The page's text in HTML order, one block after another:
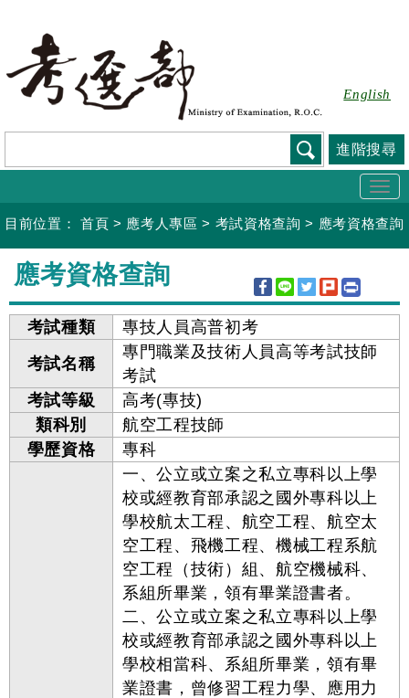
要
容
English
進階搜尋
目前位置： 首頁 > 應考人專區 > 考試資格查詢 > 應考資格查詢
:::
應考資格查詢
考試種類
專技人員高普初考
考試名稱
專門職業及技術人員高等考試技師
考試
考試等級
高考(專技)
類科別
航空工程技師
學歷資格
專科
一、公立或立案之私立專科以上學
校或經教育部承認之國外專科以上
學校航太工程、航空工程、航空太
空工程、飛機工程、機械工程系航
空工程（技術）組、航空機械科、
系組所畢業，領有畢業證書者。
二、公立或立案之私立專科以上學
校或經教育部承認之國外專科以上
學校相當科、系組所畢業，領有畢
業證書，曾修習工程力學、應用力